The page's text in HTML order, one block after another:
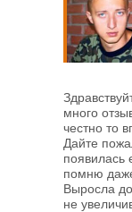
много
честно то
Дайте
появилась
помню
Выросла
не